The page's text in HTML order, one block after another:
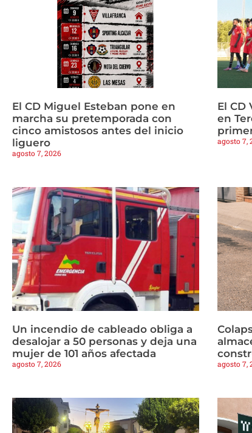
El CD Miguel Esteban pone en
marcha su pretemporada con
cinco amistosos antes del inicio
liguero
agosto 7, 2026
El CD
en
agosto 7,
Un incendio de cableado obliga a
desalojar a 50 personas y deja una
mujer de 101 años afectada
agosto 7, 2026 agosto 7,